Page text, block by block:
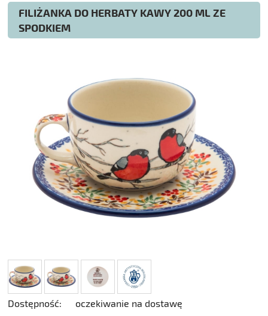
FILIŻANKA DO HERBATY KAWY 200 ML ZE
SPODKIEM
Dostępność: oczekiwanie na dostawę